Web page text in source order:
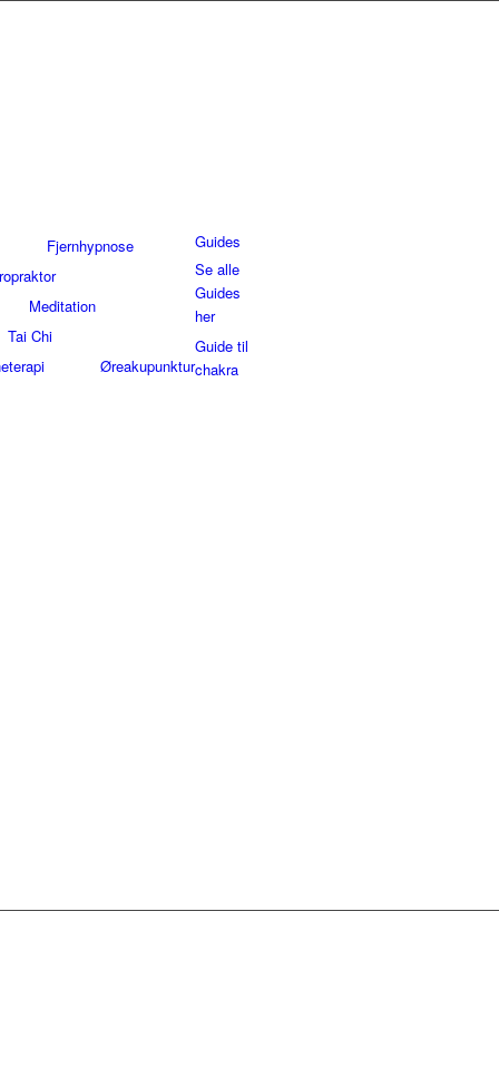
Fjernhypnose
Meditation
Tai Chi
Øreakupunktur
Guides
Se alle
Guides
her
Guide til
chakra